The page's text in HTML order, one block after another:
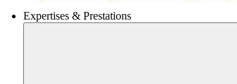
Expertises & Prestations